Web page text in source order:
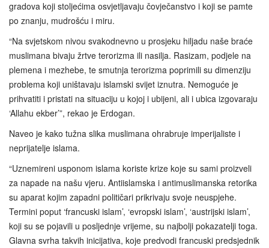
gradova koji stoljećima osvjetljavaju čovječanstvo i koji se pamte
po znanju, mudrošću i miru.
“Na svjetskom nivou svakodnevno u prosjeku hiljadu naše braće
muslimana bivaju žrtve terorizma ili nasilja. Rasizam, podjele na
plemena i mezhebe, te smutnja terorizma poprimili su dimenziju
problema koji uništavaju islamski svijet iznutra. Nemoguće je
prihvatiti i pristati na situaciju u kojoj i ubijeni, ali i ubica izgovaraju
‘Allahu ekber’”, rekao je Erdogan.
Naveo je kako tužna slika muslimana ohrabruje imperijaliste i
neprijatelje islama.
“Uznemireni usponom islama koriste krize koje su sami proizveli
za napade na našu vjeru. Antiislamska i antimuslimanska retorika
su aparat kojim zapadni političari prikrivaju svoje neuspjehe.
Termini poput ‘francuski islam’, ‘evropski islam’, ‘austrijski islam’,
koji su se pojavili u posljednje vrijeme, su najbolji pokazatelji toga.
Glavna svrha takvih inicijativa, koje predvodi francuski predsjednik